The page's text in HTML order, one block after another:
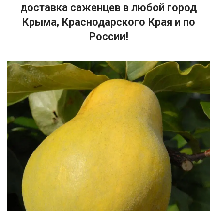
доставка саженцев в любой город
Крыма, Краснодарского Края и по
России!